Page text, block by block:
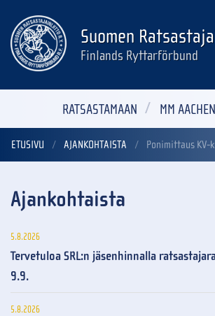
Suomen
Finlands Ryttarförbund
RATSASTAMAAN MM
ETUSIVU AJANKOHTAISTA Ponimittaus KV-
Ajankohtaista
5.8.2026
Tervetuloa SRL:n jäsenhinnalla
9.9.
5.8.2026